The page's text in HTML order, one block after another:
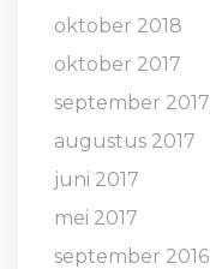
oktober 2018
oktober 2017
september 2017
augustus 2017
juni 2017
mei 2017
september 2016